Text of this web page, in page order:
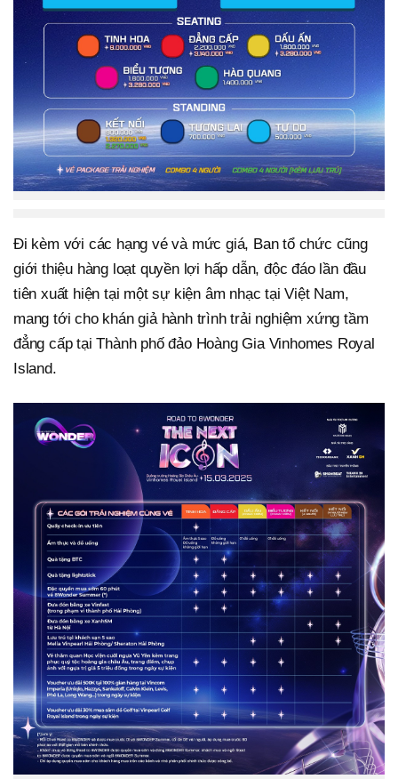
Đi kèm với các hạng vé và mức giá, Ban tổ chức cũng
giới thiệu hàng loạt quyền lợi hấp dẫn, độc đáo lần đầu
tiên xuất hiện tại một sự kiện âm nhạc tại Việt Nam,
mang tới cho khán giả hành trình trải nghiệm xứng tầm
đẳng cấp tại Thành phố đảo Hoàng Gia Vinhomes Royal
Island.